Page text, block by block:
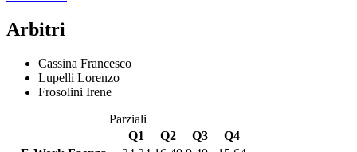
Arbitri
Cassina Francesco
Lupelli Lorenzo
Frosolini Irene
Parziali
Q1
Q2 Q3
Q4